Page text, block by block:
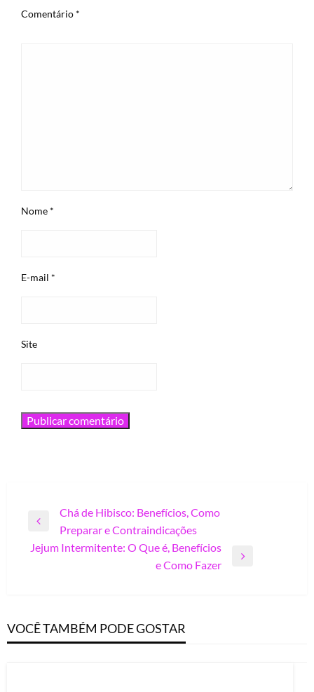
Comentário *
Nome *
E-mail *
Site
Navegação
Post
Previous
Post
Chá de Hibisco: Benefícios, Como
Preparar e Contraindicações
Jejum Intermitente: O Que é, Benefícios
e Como Fazer
VOCÊ TAMBÉM PODE GOSTAR